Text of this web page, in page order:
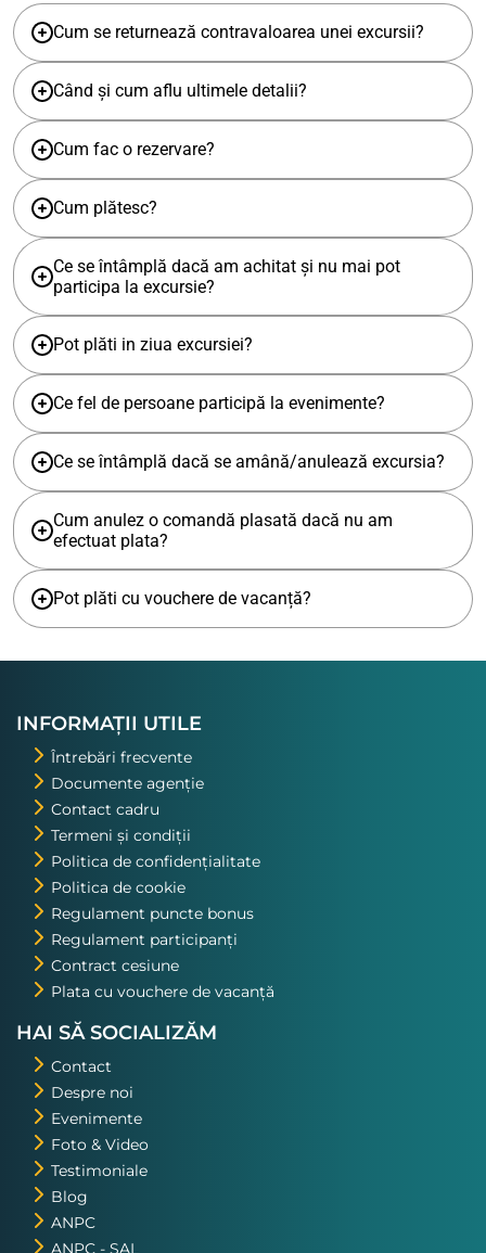
Cum se returnează contravaloarea unei excursii?
Când și cum aflu ultimele detalii?
Cum fac o rezervare?
Cum plătesc?
Ce se întâmplă dacă am achitat și nu mai pot
participa la excursie?
Pot plăti in ziua excursiei?
Ce fel de persoane participă la evenimente?
Ce se întâmplă dacă se amână/anulează excursia?
Cum anulez o comandă plasată dacă nu am
efectuat plata?
Pot plăti cu vouchere de vacanță?
INFORMAȚII UTILE
Întrebări frecvente
Documente agenție
Contact cadru
Termeni și condiții
Politica de confidențialitate
Politica de cookie
Regulament puncte bonus
Regulament participanți
Contract cesiune
Plata cu vouchere de vacanță
HAI SĂ SOCIALIZĂM
Contact
Despre noi
Evenimente
Foto & Video
Testimoniale
Blog
ANPC
ANPC - SAL